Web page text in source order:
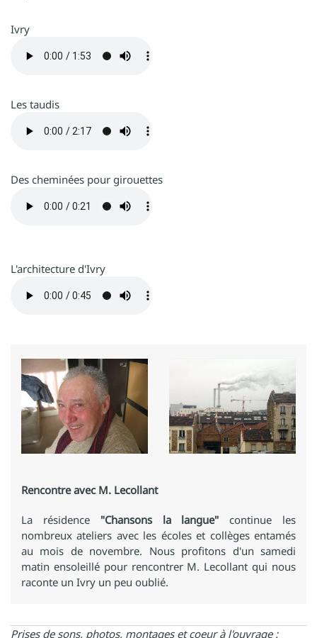
Ivry
Les taudis
Des cheminées pour girouettes
L'architecture d'Ivry
Rencontre avec M. Lecollant
La résidence "Chansons la langue" continue les
nombreux ateliers avec les écoles et collèges entamés
au mois de novembre. Nous profitons d'un samedi
matin ensoleillé pour rencontrer M. Lecollant qui nous
raconte un Ivry un peu oublié.
Prises de sons, photos, montages et coeur à l'ouvrage :